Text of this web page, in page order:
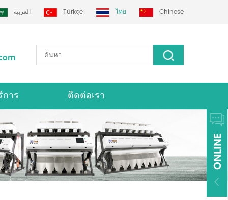
العربية Türkçe ไทย Chinese
การ ติดต่อเรา